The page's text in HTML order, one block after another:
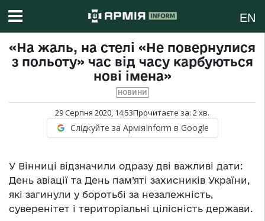
EN
«На жаль, на стелі «Не повернулися
з польоту» час від часу карбуються
нові імена»
НОВИНИ
29 Серпня 2020, 14:53Прочитаєте за: 2хв.
Слідкуйте за АрміяInform в Google
У Вінниці відзначили одразу дві важливі дати:
День авіації та День пам’яті захисників України,
які загинули у боротьбі за незалежність,
суверенітет і територіальні цілісність держави.